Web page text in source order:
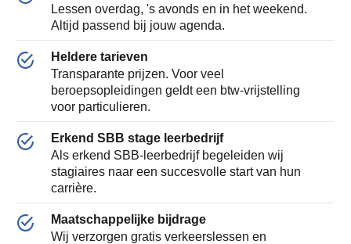
Lessen overdag, 's avonds en in het weekend.
Altijd passend bij jouw agenda.
Heldere tarieven
Transparante prijzen. Voor veel
beroepsopleidingen geldt een btw-vrijstelling
voor particulieren.
Erkend SBB stage leerbedrijf
Als erkend SBB-leerbedrijf begeleiden wij
stagiaires naar een succesvolle start van hun
carrière.
Maatschappelijke bijdrage
Wij verzorgen gratis verkeerslessen en